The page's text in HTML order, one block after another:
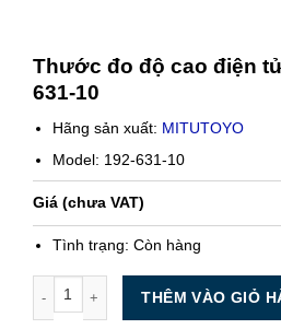
Thước đo độ cao điện
631-10
Hãng sản xuất: MITUTOYO
Model: 192-631-10
Giá (chưa VAT)
Tình trạng: Còn hàng
THÊM VÀO GIỎ